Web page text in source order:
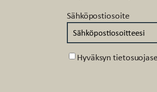
Sähköpostiosoite
Suostumus
Hyväksyn